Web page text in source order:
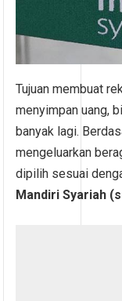
Tujuan membuat
menyimpan uang,
banyak lagi.
mengeluarkan
dipilih sesuai
Mandiri Syariah